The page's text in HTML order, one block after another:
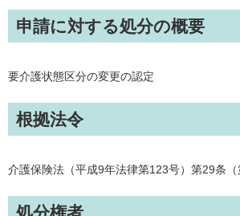
申請に対する処分の概要
要介護状態区分の変更の認定
根拠法令
介護保険法（平成9年法律第123号）第29条（